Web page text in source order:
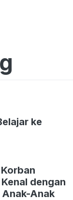
ke
dengan
Anak-Anak